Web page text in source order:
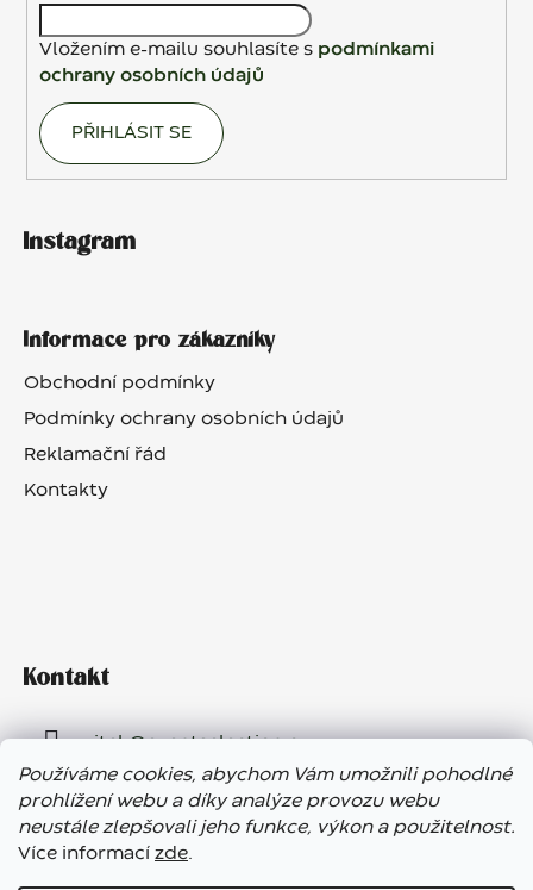
Používáme cookies, abychom Vám umožnili pohodlné
prohlížení webu a díky analýze provozu webu
neustále zlepšovali jeho funkce, výkon a použitelnost.
Více informací zde.
Vložením e-mailu souhlasíte s podmínkami
ochrany osobních údajů
PŘIHLÁSIT SE
Instagram
Informace pro zákazníky
Obchodní podmínky
Podmínky ochrany osobních údajů
Reklamační řád
Kontakty
Kontakt
vitek@eventselection.cz
+420 602 410 657